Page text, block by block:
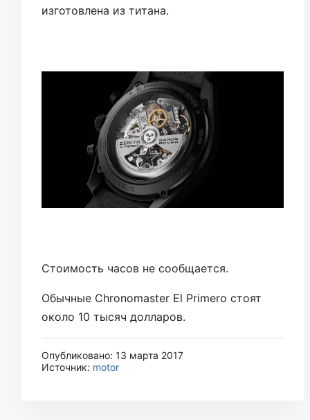
изготовлена из титана.
Стоимость часов не сообщается.
Обычные Chronomaster El Primero стоят
около 10 тысяч долларов.
Опубликовано: 13 марта 2017
Источник: motor